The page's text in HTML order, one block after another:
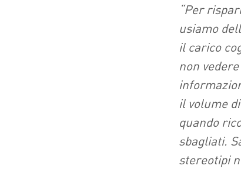
“Per
usiamo
il carico
non
il volume
quando
sbagliati.
stereotipi